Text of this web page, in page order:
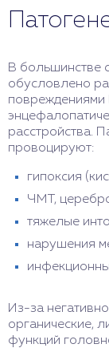
В большинстве
обусловлено
расстройства.
провоцируют:
гипоксия
ЧМТ,
тяжелые
нарушения
Из-за
органические,
функций